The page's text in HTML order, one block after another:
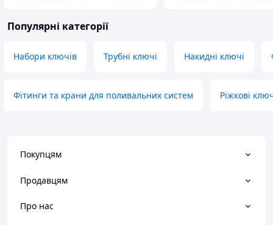
Популярні категорії
Набори ключів Трубні ключі Накидні ключі
Фітинги та крани для поливальних систем Ріжкові
Покупцям
Продавцям
Про нас